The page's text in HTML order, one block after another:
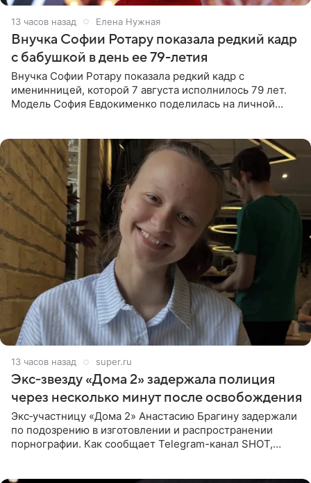
13 часов назад Елена Нужная
Внучка Софии Ротару показала редкий кадр
с бабушкой в день ее 79-летия
Внучка Софии Ротару показала редкий кадр с
именинницей, которой 7 августа исполнилось 79 лет.
Модель София Евдокименко поделилась на личной
13 часов назад super.ru
Экс‑звезду «Дома 2» задержала полиция
через несколько минут после освобождения
Экс‑участницу «Дома 2» Анастасию Брагину задержали
по подозрению в изготовлении и распространении
порнографии. Как сообщает Telegram-канал SHOT,